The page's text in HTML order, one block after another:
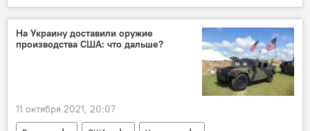
военные летчики
памятник
СССР
ВОВ
На Украину доставили оружие
производства США: что дальше?
11 октября 2021, 20:07